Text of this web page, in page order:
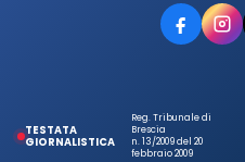
TESTATA
GIORNALISTICA
Reg. Tribunale di
Brescia
n. 13/2009 del 20
febbraio 2009